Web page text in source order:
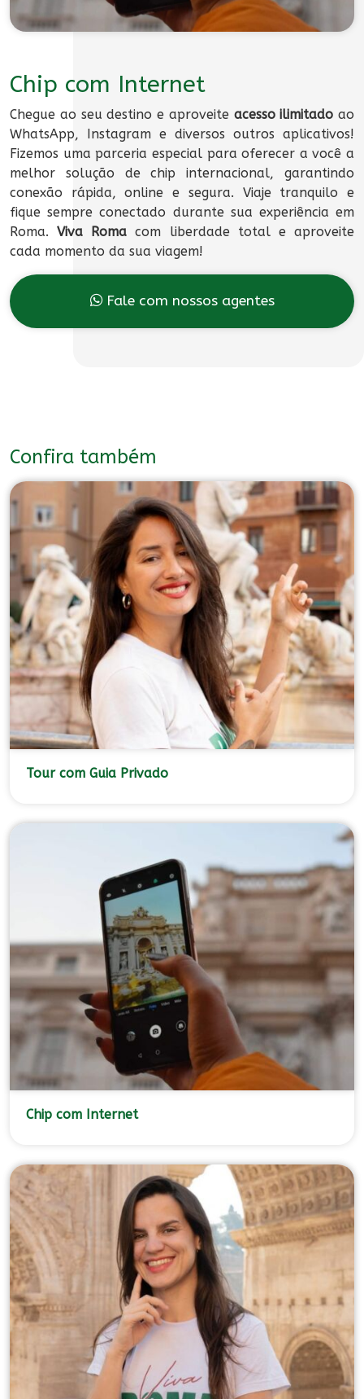
Chip com Internet
Chegue ao seu destino e aproveite acesso ilimitado ao
WhatsApp, Instagram e diversos outros aplicativos!
Fizemos uma parceria especial para oferecer a você a
melhor solução de chip internacional, garantindo
conexão rápida, online e segura. Viaje tranquilo e
fique sempre conectado durante sua experiência em
Roma.Viva Roma com liberdade total e aproveite
cada momento da sua viagem!
Fale com nossos agentes
Confira também
Tour com Guia Privado
Chip com Internet